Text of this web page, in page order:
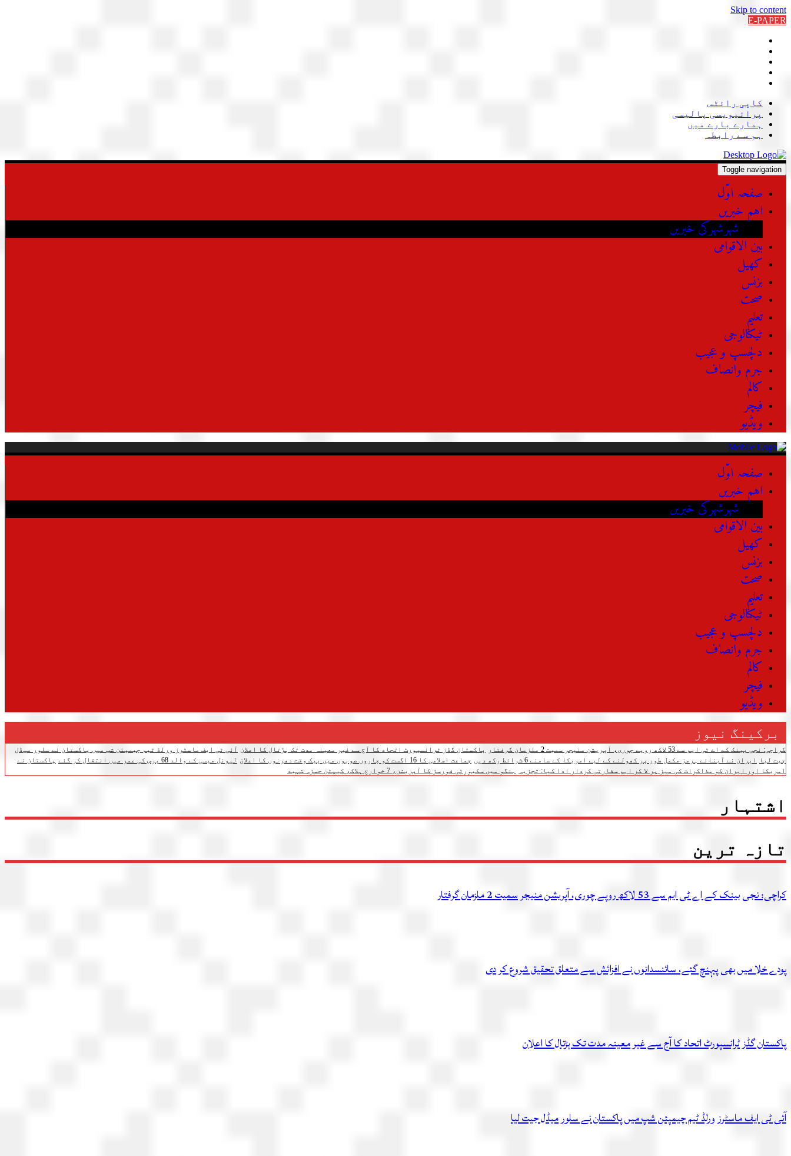
Skip to content
E-PAPER
کاپی رائٹس
پرائیویسی پالیسی
ہمارے بارے میں
ہم سے رابطہ
Toggle navigation
صفحہ اوّل
اہم خبریں
شہرشہرکی خبریں
بین الاقوامی
کھیل
بزنس
صحت
تعلیم
ٹیکنالوجی
دلچسپ و عجیب
جرم وانصاف
کالم
فیچر
ویڈیو
صفحہ اوّل
اہم خبریں
شہرشہرکی خبریں
بین الاقوامی
کھیل
بزنس
صحت
تعلیم
ٹیکنالوجی
دلچسپ و عجیب
جرم وانصاف
کالم
فیچر
ویڈیو
برکینگ نیوز
کراچی: نجی بینک کے اے ٹی ایم سے 53 لاکھ روپے چوری، آپریشن منیجر سمیت 2 ملزمان گرفتار پاکستان گڈز ٹرانسپورٹ اتحاد کا آج سے غیر معینہ مدت تک ہڑتال کا اعلان آئی ٹی ایف ماسٹرز ورلڈ ٹیم چیمپئن شپ میں پاکستان نے سلور میڈل
جیت لیا
ایران نے آبنائے ہرمز مکمل طور پر کھولنے کے لیے امریکا کے سامنے 6 شرائط رکھ دیں جماعت اسلامی کا 16 اگست کو چاروں صوبوں میں بیک وقت دھرنوں کا اعلان لیونل میسی کے والد 68 برس کی عمر میں انتقال کر گئے
پاکستان نے
امریکا اور ایران کو مذاکرات کی میز پر لا کر اہم سفارتی کردار ادا کیا: تجزیہ
ہنگو میں سکیورٹی فورسز کا آپریشن، 7 خوارج ہلاک، کیپٹن حمزہ شہید
اشتہار
تازہ ترین
کراچی: نجی بینک کے اے ٹی ایم سے 53 لاکھ روپے چوری، آپریشن منیجر سمیت 2 ملزمان گرفتار
پودے خلا میں بھی پہنچ گئے، سائنسدانوں نے افزائش سے متعلق تحقیق شروع کر دی
پاکستان گڈز ٹرانسپورٹ اتحاد کا آج سے غیر معینہ مدت تک ہڑتال کا اعلان
آئی ٹی ایف ماسٹرز ورلڈ ٹیم چیمپئن شپ میں پاکستان نے سلور میڈل جیت لیا